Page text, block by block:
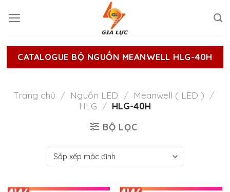
CATALOGUE BỘ NGUỒN MEANWELL HLG-40H
Trang chủ / Nguồn LED / Meanwell ( LED ) /
HLG / HLG-40H
BỘ LỌC